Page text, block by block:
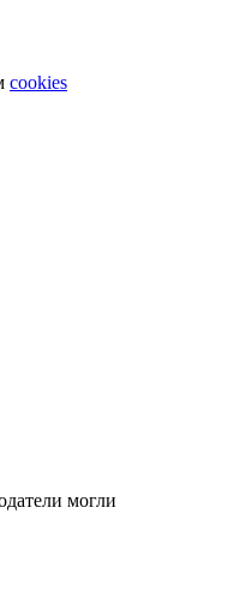
cookies
могли